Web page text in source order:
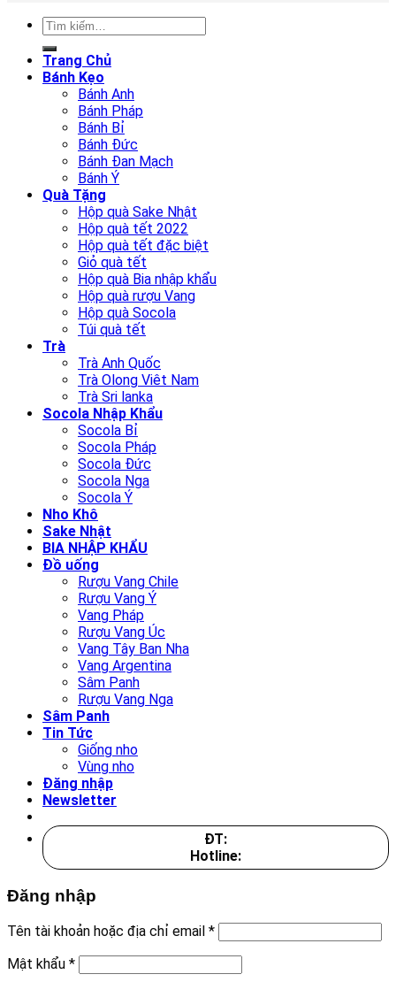
Tìm
Trang Chủ
Bánh Kẹo
Bánh Anh
Bánh Pháp
Bánh Bỉ
Bánh Đức
Bánh Đan Mạch
Bánh Ý
Quà Tặng
Hộp quà Sake Nhật
Hộp quà tết 2022
Hộp quà tết đặc biệt
Giỏ quà tết
Hộp quà Bia nhập khẩu
Hộp quà rượu Vang
Hộp quà Socola
Túi quà tết
Trà
Trà Anh Quốc
Trà Olong Viêt Nam
Trà Sri lanka
Socola Nhập Khẩu
Socola Bỉ
Socola Pháp
Socola Đức
Socola Nga
Socola Ý
Nho Khô
Sake Nhật
BIA NHẬP KHẨU
Đồ uống
Rượu Vang Chile
Rượu Vang Ý
Vang Pháp
Rượu Vang Úc
Vang Tây Ban Nha
Vang Argentina
Sâm Panh
Rượu Vang Nga
Sâm Panh
Tin Tức
Giống nho
Vùng nho
Đăng nhập
Newsletter
ĐT:
Hotline:
Đăng nhập
Tên tài khoản hoặc địa chỉ email *
Mật khẩu *